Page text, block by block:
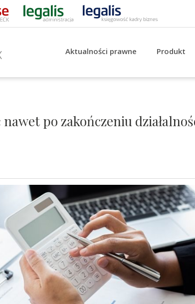
Aktualności prawne Produkt
po zakończeniu